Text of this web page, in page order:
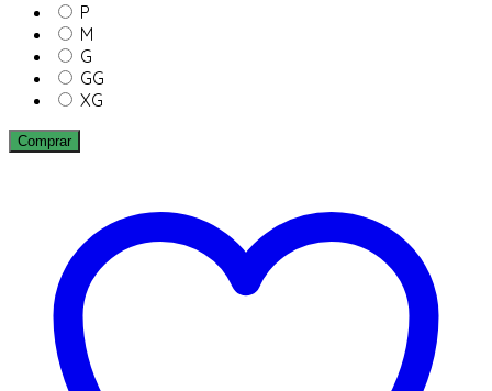
P
M
G
GG
XG
Comprar